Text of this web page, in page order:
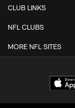
CLUB LINKS
NFL CLUBS
MORE NFL SITES